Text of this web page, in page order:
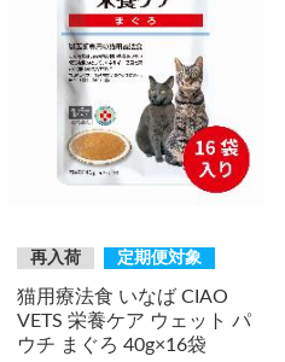
再入荷 定期便対象
猫用療法食 いなば CIAO
VETS 栄養ケア ウェット パ
ウチ まぐろ 40g×16袋